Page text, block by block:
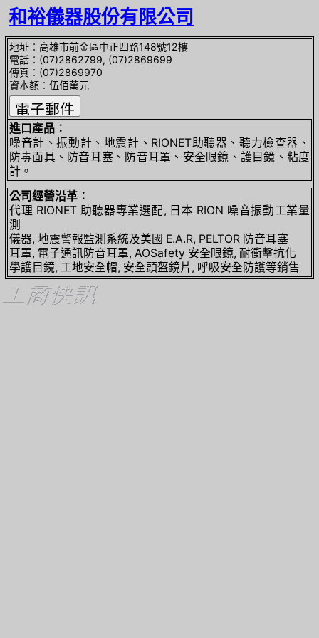
和裕儀器股份有限公司
地址︰高雄市前金區中正四路148號12樓
電話︰(07)2862799, (07)2869699
傳真︰(07)2869970
資本額︰伍佰萬元
進口產品︰
噪音計、振動計、地震計、RIONET助聽器、聽力檢查器、
防毒面具、防音耳塞、防音耳罩、安全眼鏡、護目鏡、粘度
計。
公司經營沿革︰
代理 RIONET 助聽器專業選配, 日本 RION 噪音振動工業量
測
儀器, 地震警報監測系統及美國 E.A.R, PELTOR 防音耳塞
耳罩, 電子通訊防音耳罩, AOSafety 安全眼鏡, 耐衝擊抗化
學護目鏡, 工地安全帽, 安全頭盔鏡片, 呼吸安全防護等銷售